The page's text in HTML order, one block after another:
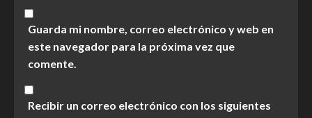
Guarda mi nombre, correo electrónico y web en
este navegador para la próxima vez que
comente.
Recibir un correo electrónico con los siguientes